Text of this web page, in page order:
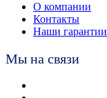
О компании
Контакты
Наши гарантии
Мы на связи